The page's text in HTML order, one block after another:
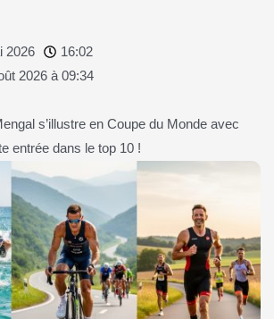
2026
16:02
2026 à 09:34
s’illustre en Coupe du Monde avec
entrée dans le top 10 !